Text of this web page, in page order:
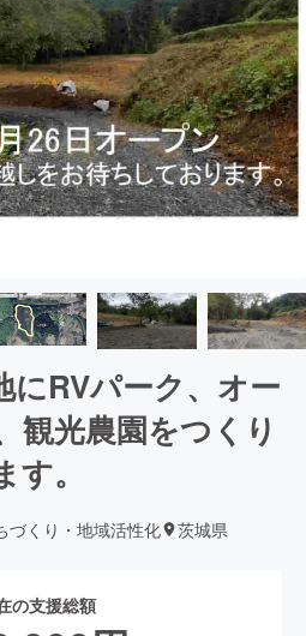
にRVパーク、オー
観光農園をつくり
す。
づくり・地域活性化 茨城県
の支援総額